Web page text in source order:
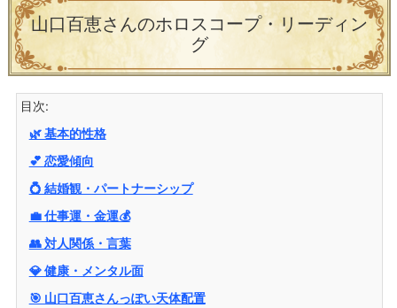
山口百恵さんのホロスコープ・リーディン
グ
目次:
🌿 基本的性格
💕 恋愛傾向
💍 結婚観・パートナーシップ
💼 仕事運・金運💰
👥 対人関係・言葉
💎 健康・メンタル面
🎯 山口百恵さんっぽい天体配置